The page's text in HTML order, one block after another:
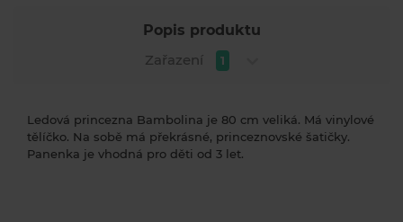
Popis produktu
Zařazení
1
Ledová princezna Bambolina je 80 cm veliká. Má vinylové
tělíčko. Na sobě má překrásné, princeznovské šatičky.
Panenka je vhodná pro děti od 3 let.